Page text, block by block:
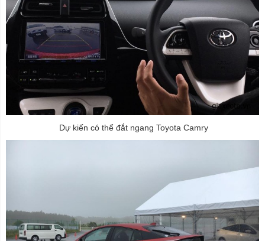
Dự kiến có thể đắt ngang Toyota Camry